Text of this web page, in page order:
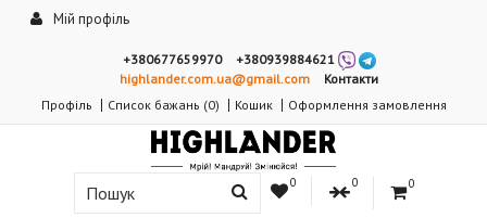
Мій профіль
+380677659970
+380939884621
highlander.com.ua@gmail.com
Контакти
Профіль
Список бажань (0) Кошик Оформлення замовлення
0 0 0